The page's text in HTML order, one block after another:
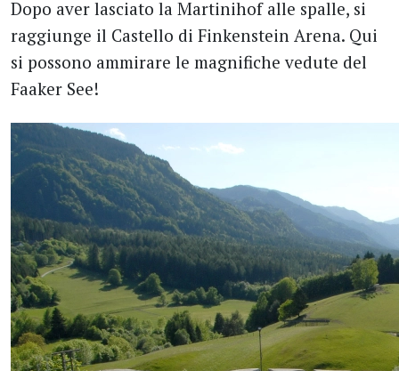
Dopo aver lasciato la Martinihof alle spalle, si
raggiunge il Castello di Finkenstein Arena. Qui
si possono ammirare le magnifiche vedute del
Faaker See!